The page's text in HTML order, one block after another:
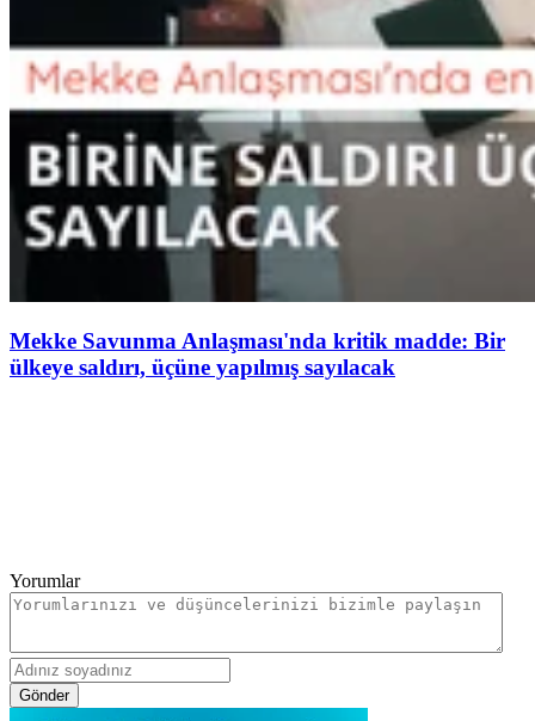
Mekke Savunma Anlaşması'nda kritik madde: Bir
ülkeye saldırı, üçüne yapılmış sayılacak
Yorumlar
Gönder